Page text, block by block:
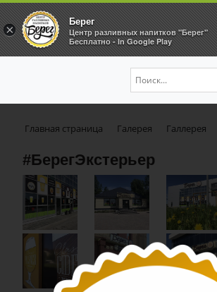
Главная страница Галерея Галлерея
#БерегЭкстерьер
×
Берег
Центр разливных напитков "Берег"
Бесплатно - In Google Play